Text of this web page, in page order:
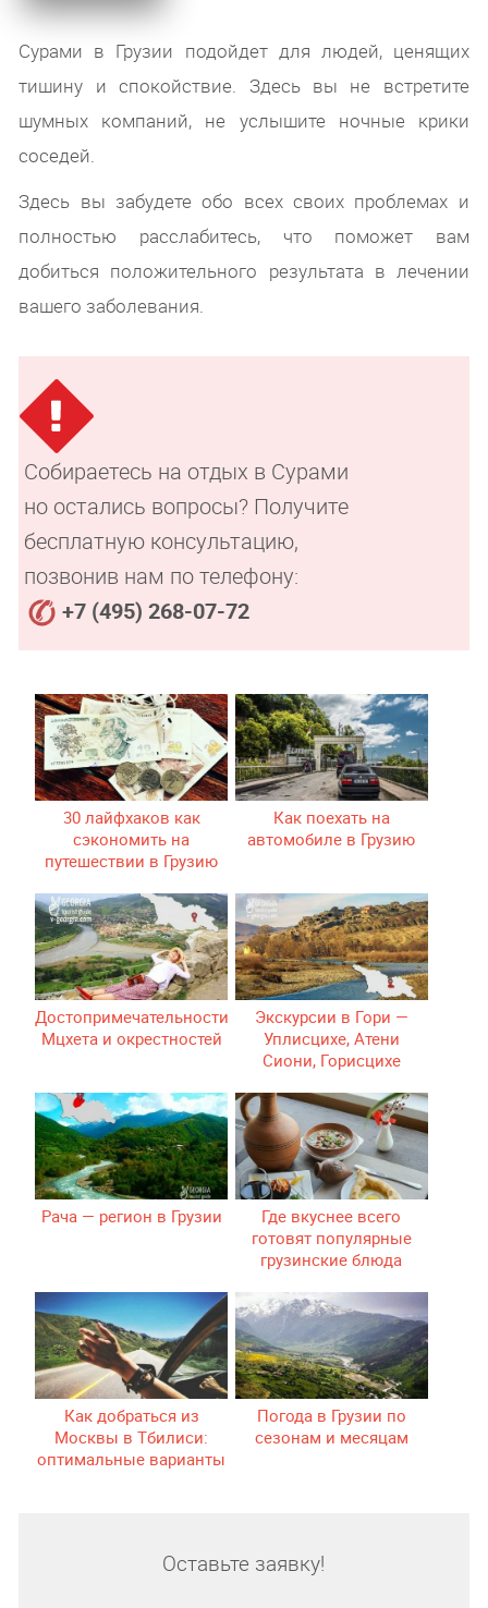
Сурами в Грузии подойдет для людей, ценящих
тишину и спокойствие. Здесь вы не встретите
шумных компаний, не услышите ночные крики
соседей.
Здесь вы забудете обо всех своих проблемах и
полностью расслабитесь, что поможет вам
добиться положительного результата в лечении
вашего заболевания.
Собираетесь на отдых в Сурами
но остались вопросы? Получите
бесплатную консультацию,
позвонив нам по телефону:
+7 (495) 268-07-72
30 лайфхаков как
сэкономить на
путешествии в Грузию
Как поехать на
автомобиле в Грузию
Достопримечательности
Мцхета и окрестностей
Экскурсии в Гори —
Уплисцихе, Атени
Сиони, Горисцихе
Рача — регион в Грузии
Где вкуснее всего
готовят популярные
грузинские блюда
Как добраться из
Москвы в Тбилиси:
оптимальные варианты
Погода в Грузии по
сезонам и месяцам
Оставьте заявку!